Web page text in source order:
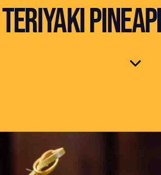
TERIYAKI